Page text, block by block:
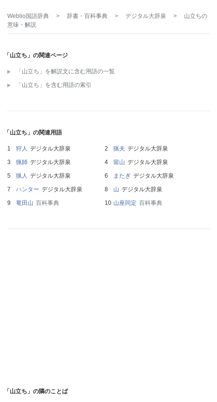
Weblio国語辞典 > 辞書・百科事典 > デジタル大辞泉 > 山立ちの
意味・解説
「山立ち」の関連ページ
「山立ち」を解説文に含む用語の一覧
「山立ち」を含む用語の索引
「山立ち」の関連用語
狩人 デジタル大辞泉 猟夫 デジタル大辞泉
猟師 デジタル大辞泉 留山 デジタル大辞泉
猟人 デジタル大辞泉 またぎ デジタル大辞泉
ハンター デジタル大辞泉 山 デジタル大辞泉
竜田山 百科事典 山座同定 百科事典
「山立ち」の隣のことば